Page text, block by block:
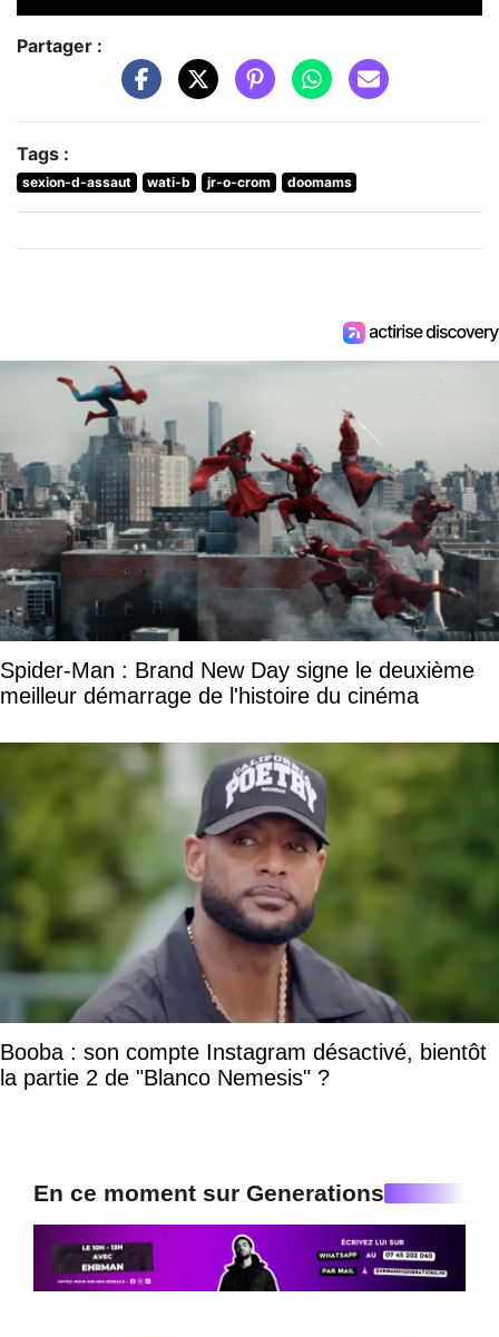
Partager :
Tags :
sexion-d-assaut wati-b jr-o-crom doomams
Spider-Man : Brand New Day signe le deuxième
meilleur démarrage de l'histoire du cinéma
Booba : son compte Instagram désactivé, bientôt
la partie 2 de "Blanco Nemesis" ?
En ce moment sur Generations